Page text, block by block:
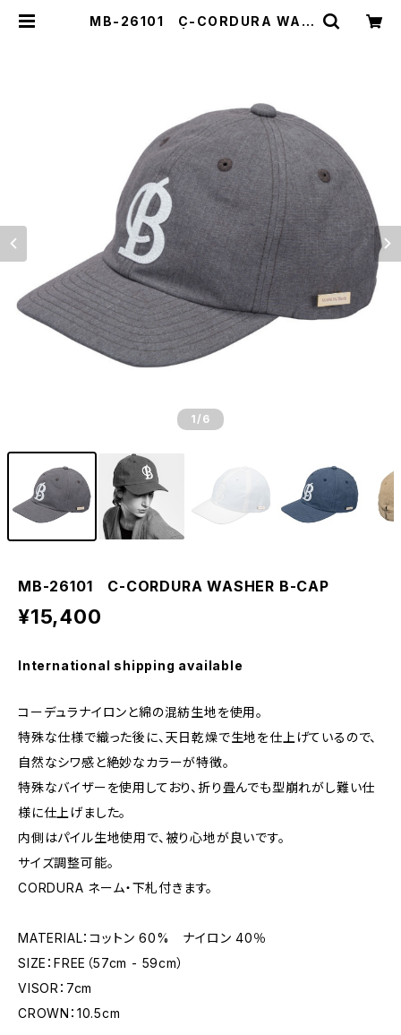
MB-26101 C-CORDURA WAS
1 /6
MB-26101 C-CORDURA WASHER B-CAP
¥15,400
International shipping available
コーデュラナイロンと綿の混紡生地を使用。
特殊な仕様で織った後に、天日乾燥で生地を仕上げているので、
自然なシワ感と絶妙なカラーが特徴。
特殊なバイザーを使用しており、折り畳んでも型崩れがし難い仕
様に仕上げました。
内側はパイル生地使用で、被り心地が良いです。
サイズ調整可能。
CORDURA ネーム・下札付きます。
MATERIAL：コットン 60% ナイロン 40％
SIZE：FREE（57cm - 59cm）
VISOR：7cm
CROWN：10.5cm